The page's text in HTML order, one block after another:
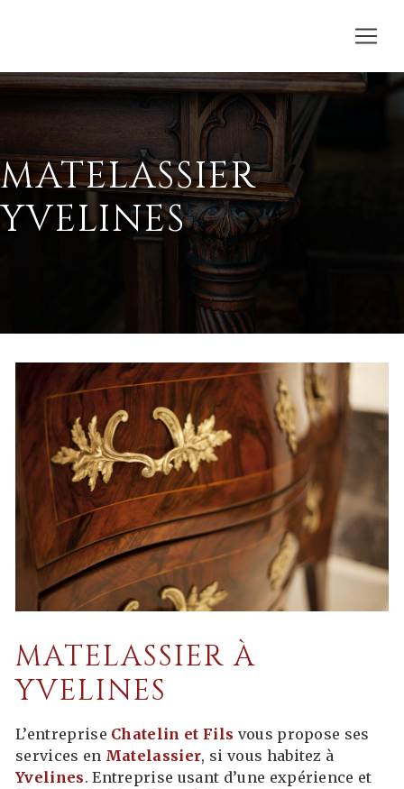
MATELASSIER
YVELINES
MATELASSIER À
YVELINES
L’entreprise Chatelin et Fils vous propose ses
services en Matelassier, si vous habitez à
Yvelines. Entreprise usant d’une expérience et